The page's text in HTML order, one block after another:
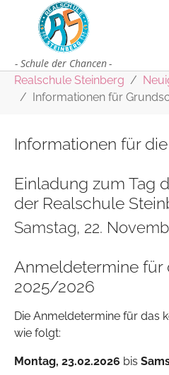
Zum Hauptinhalt springen
Sie sind hier:
Realschule Steinberg
Informationen für
Informationen für
Einladung zum Tag
der Realschule
Samstag, 22.
Anmeldetermine für
2025/2026
Die Anmeldetermine für das
wie folgt:
Montag, 23.02.2026 bis